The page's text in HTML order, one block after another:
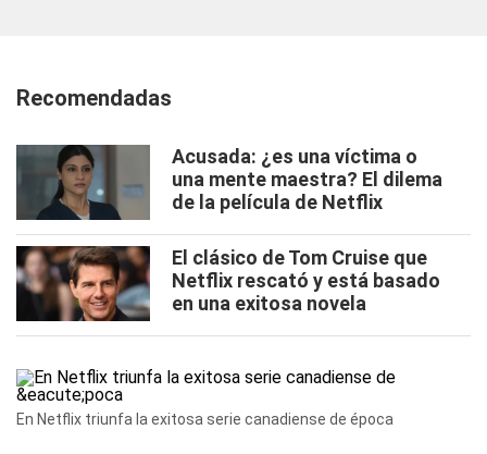
Recomendadas
Acusada: ¿es una víctima o
una mente maestra? El dilema
de la película de Netflix
El clásico de Tom Cruise que
Netflix rescató y está basado
en una exitosa novela
En Netflix triunfa la exitosa serie canadiense de época